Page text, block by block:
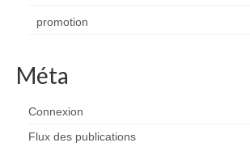
promotion
Méta
Connexion
Flux des publications